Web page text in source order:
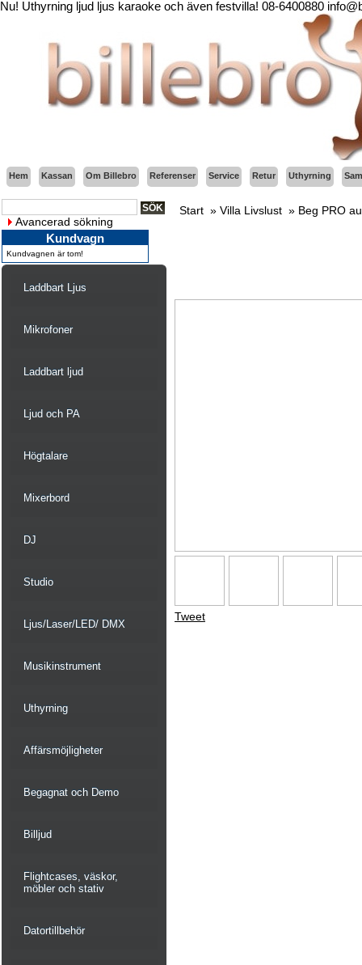
Nu! Uthyrning ljud ljus karaoke och även festvilla! 08-6400880
Hem Kassan Om Billebro Referenser Service Retur Uthyrning
Avancerad sökning
Kundvagn
Kundvagnen är tom!
Laddbart Ljus
Mikrofoner
Laddbart ljud
Ljud och PA
Högtalare
Mixerbord
DJ
Studio
Ljus/Laser/LED/ DMX
Musikinstrument
Uthyrning
Affärsmöjligheter
Begagnat och Demo
Billjud
Flightcases, väskor,
möbler och stativ
Datortillbehör
Start » Villa Livslust » Beg PRO
Tweet